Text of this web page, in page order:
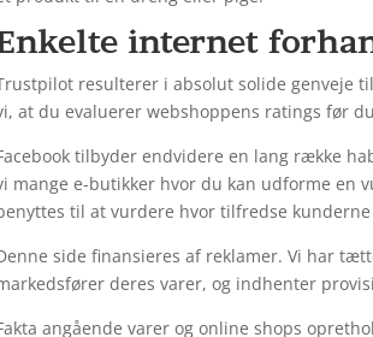
internet
resulterer i absolut solide genveje
at du evaluerer webshoppens ratings før
tilbyder endvidere en lang række
mange e-butikker hvor du kan udforme en
til at vurdere hvor tilfredse
side finansieres af reklamer. Vi har
deres varer, og indhenter
angående varer og online shops